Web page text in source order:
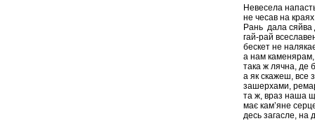
Невесела
не чесав на
Рань дала сяйва
гай-рай
бескет не
а нам
така ж лячна, де
а як скажеш, все
зашерхами,
та ж, враз наша
має кам’яне
десь загасле, на